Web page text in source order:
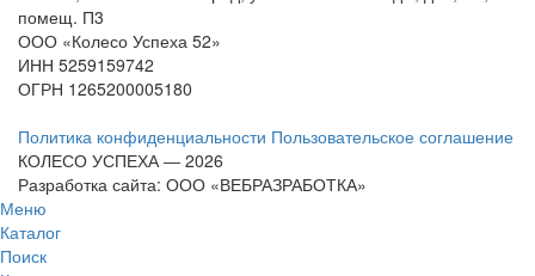
помещ. П3
ООО «Колесо Успеха 52»
ИНН 5259159742
ОГРН 1265200005180
Политика конфиденциальности Пользовательское соглашение
КОЛЕСО УСПЕХА ― 2026
Разработка сайта: ООО «ВЕБРАЗРАБОТКА»
Меню
Каталог
Поиск